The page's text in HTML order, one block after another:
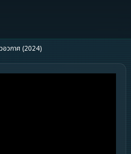
อวกาศ (2024)